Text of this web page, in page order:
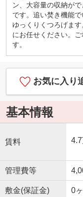
ン、大容量の収納が
です。追い焚き機能
ゆっくりくつろげま
にお任せください。
す。
お気に入り
基本情報
賃料 4.7
管理費等
敷金(保証金) 0